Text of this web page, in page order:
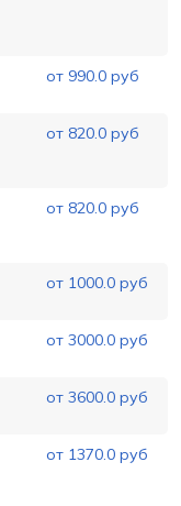
от 990.0 руб
от 820.0 руб
от 820.0 руб
от 1000.0 руб
от 3000.0 руб
от 3600.0 руб
от 1370.0 руб